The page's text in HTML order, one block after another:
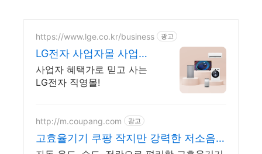
https://www.lge.co.kr/business 광고
LG전자 사업자몰 사업자
전용 혜택
사업자 혜택가로 믿고 사는
LG전자 직영몰!
http://m.coupang.com 광고
고효율기기 쿠팡 작지만 강력한 저소음